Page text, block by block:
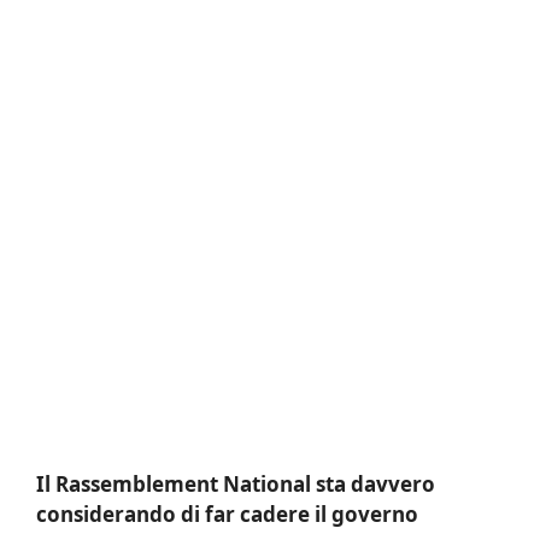
Il Rassemblement National sta davvero
considerando di far cadere il governo